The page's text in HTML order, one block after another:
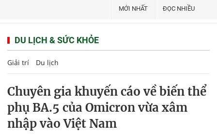
MỚI NHẤT ĐỌC NHIỀU
DU LỊCH & SỨC KHỎE
Giải trí Du lịch
Chuyên gia khuyến cáo về biến thể
phụ BA.5 của Omicron vừa xâm
nhập vào Việt Nam